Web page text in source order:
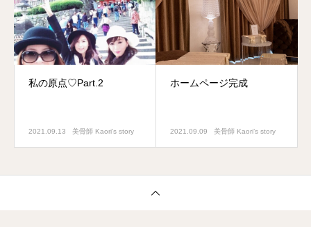
私の原点♡Part.2
2021.09.13 美骨師 Kaori’s story
ホームページ完成
2021.09.09 美骨師 Kaori’s story